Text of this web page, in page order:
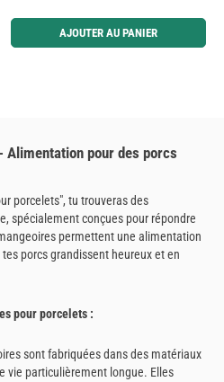
ou utilisez les boutons pour augmenter ou
AJOUTER AU PANIER
Alimentation pour des porcs
porcelets", tu trouveras des
spécialement conçues pour répondre
permettent une alimentation
porcs grandissent heureux et en
pour porcelets :
sont fabriquées dans des matériaux
vie particulièrement longue. Elles